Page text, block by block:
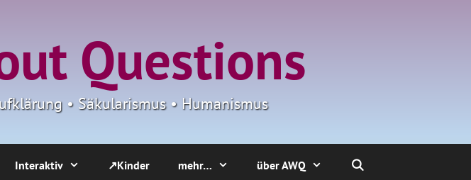
Questions
• Säkularismus • Humanismus
Interaktiv ↗Kinder mehr… über AWQ